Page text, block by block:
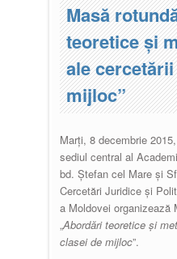
Masă
teoretice și
ale
mijloc”
Marți, 8 decembrie
sediul central al
bd. Ștefan cel Mare și
Cercetări Juridice și
a Moldovei organizează
„Abordări teoretice și
clasei de mijloc”.